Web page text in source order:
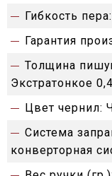
Гибкость пера:
Гарантия
Толщина
Экстратонкое
Цвет чернил:
Система
конверторная